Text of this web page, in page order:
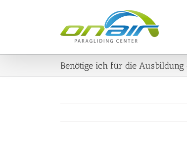
Benötige ich für die